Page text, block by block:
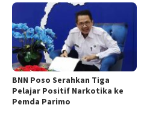
BNN Poso Serahkan Tiga
Pelajar Positif Narkotika ke
Pemda Parimo